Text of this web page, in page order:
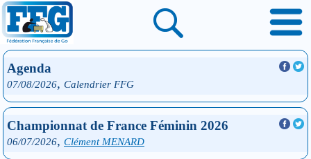
Agenda
07/08/2026, Calendrier FFG
Championnat de France Féminin 2026
06/07/2026, Clément MENARD